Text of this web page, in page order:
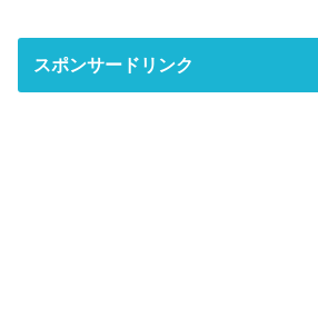
スポンサードリンク